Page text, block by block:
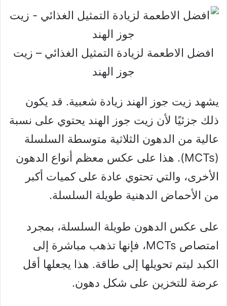
افضل الاطعمة لزيادة التمثيل الغذائي – زيت
جوز الهند
يشهد زيت جوز الهند زيادة شعبية. قد يكون
ذلك جزئيًا لأن زيت جوز الهند يحتوي على نسبة
عالية من الدهون الثلاثية متوسطة السلسلة
(MCTs). هذا على عكس معظم أنواع الدهون
الأخرى، والتي تحتوي عادة على كميات أكبر
من الأحماض الدهنية طويلة السلسلة.
على عكس الدهون طويلة السلسلة، بمجرد
امتصاص MCTs، فإنها تذهب مباشرة إلى
الكبد ليتم تحويلها إلى طاقة. هذا يجعلها أقل
عرضة للتخزين على شكل دهون.